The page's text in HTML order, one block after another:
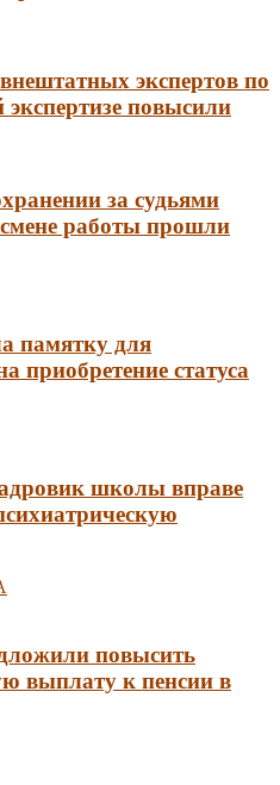
экспертов по
экспертизе повысили
за судьями
работы прошли
памятку для
приобретение статуса
школы вправе
повысить
выплату к пенсии в